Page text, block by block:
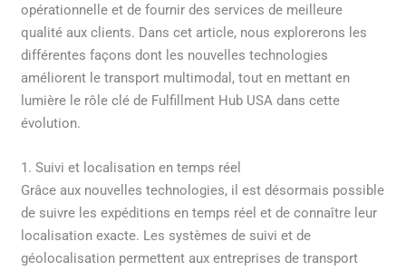
opérationnelle et de fournir des services de meilleure
qualité aux clients. Dans cet article, nous explorerons les
différentes façons dont les nouvelles technologies
améliorent le transport multimodal, tout en mettant en
lumière le rôle clé de Fulfillment Hub USA dans cette
évolution.
1. Suivi et localisation en temps réel
Grâce aux nouvelles technologies, il est désormais possible
de suivre les expéditions en temps réel et de connaître leur
localisation exacte. Les systèmes de suivi et de
géolocalisation permettent aux entreprises de transport